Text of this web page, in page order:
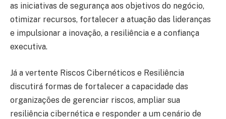
as iniciativas de segurança aos objetivos do negócio,
otimizar recursos, fortalecer a atuação das lideranças
e impulsionar a inovação, a resiliência e a confiança
executiva.
Já a vertente Riscos Cibernéticos e Resiliência
discutirá formas de fortalecer a capacidade das
organizações de gerenciar riscos, ampliar sua
resiliência cibernética e responder a um cenário de